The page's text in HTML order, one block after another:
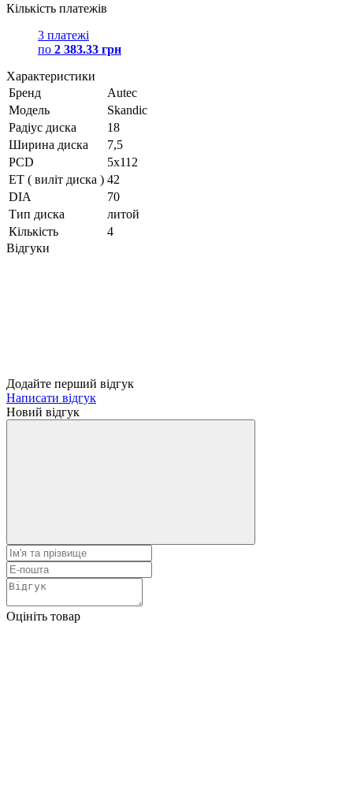
Кількість платежів
3 платежі
по 2 383.33 грн
Характеристики
Бренд
Autec
Модель
Skandic
Радіус диска
18
Ширина диска
7,5
PCD
5x112
ET ( виліт диска ) 42
DIA
70
Тип диска
литой
Кількість
4
Відгуки
Додайте перший відгук
Написати відгук
Новий відгук
Оцініть товар